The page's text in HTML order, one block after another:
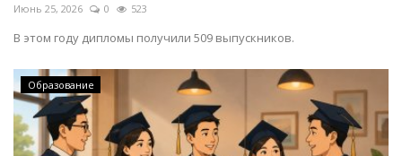
Июнь 25, 2026 0 523
В этом году дипломы получили 509 выпускников.
Образование